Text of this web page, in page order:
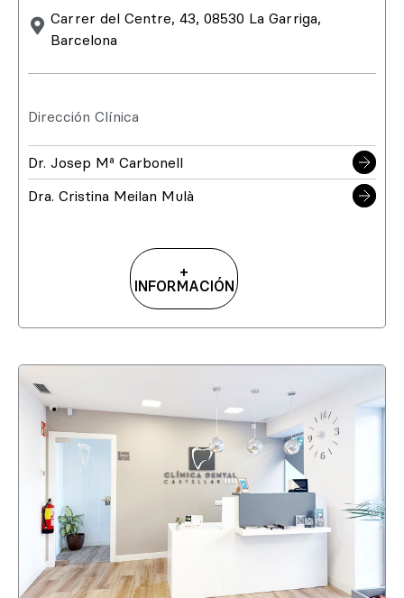
Carrer del Centre, 43, 08530 La Garriga,
Barcelona
Dirección Clínica
Dr. Josep Mª Carbonell
Dra. Cristina Meilan Mulà
+
INFORMACIÓN